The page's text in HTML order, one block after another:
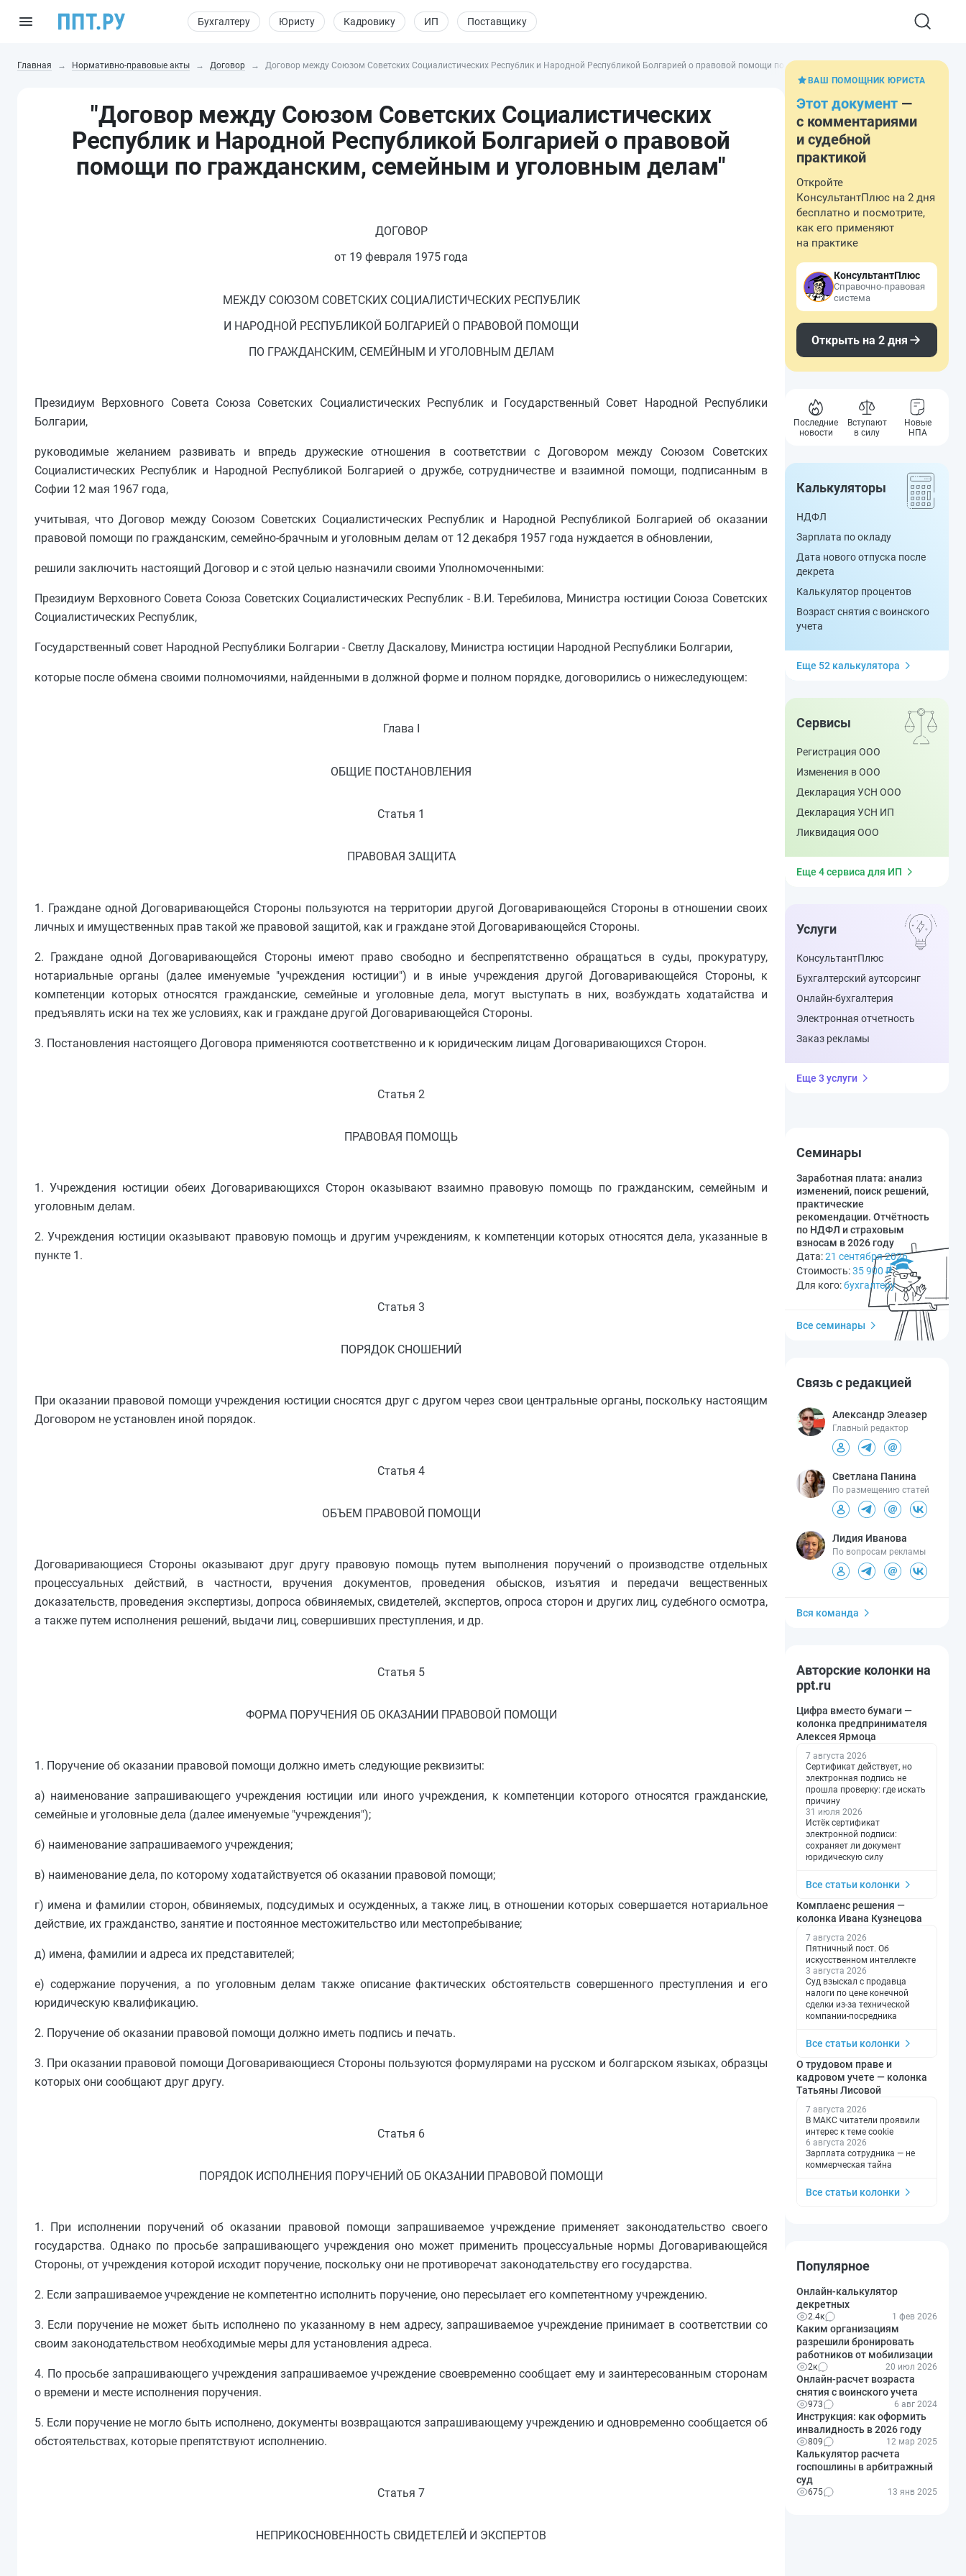
Бухгалтеру Юристу Кадровику ИП Поставщику
Главная Нормативно-правовые акты Договор Договор между Союзом Советских Социалистических Республик и Народной Республикой Болгарией о правовой помощи по гражданским, семейным и уголовным
"Договор между Союзом Советских Социалистических
Республик и Народной Республикой Болгарией о правовой
помощи по гражданским, семейным и уголовным делам"
ДОГОВОР
от 19 февраля 1975 года
МЕЖДУ СОЮЗОМ СОВЕТСКИХ СОЦИАЛИСТИЧЕСКИХ РЕСПУБЛИК
И НАРОДНОЙ РЕСПУБЛИКОЙ БОЛГАРИЕЙ О ПРАВОВОЙ ПОМОЩИ
ПО ГРАЖДАНСКИМ, СЕМЕЙНЫМ И УГОЛОВНЫМ ДЕЛАМ
Президиум Верховного Совета Союза Советских Социалистических Республик и Государственный Совет Народной Республики
Болгарии,
руководимые желанием развивать и впредь дружеские отношения в соответствии с Договором между Союзом Советских
Социалистических Республик и Народной Республикой Болгарией о дружбе, сотрудничестве и взаимной помощи, подписанным в
Софии 12 мая 1967 года,
учитывая, что Договор между Союзом Советских Социалистических Республик и Народной Республикой Болгарией об оказании
правовой помощи по гражданским, семейно-брачным и уголовным делам от 12 декабря 1957 года нуждается в обновлении,
решили заключить настоящий Договор и с этой целью назначили своими Уполномоченными:
Президиум Верховного Совета Союза Советских Социалистических Республик - В.И. Теребилова, Министра юстиции Союза Советских
Социалистических Республик,
Государственный совет Народной Республики Болгарии - Светлу Даскалову, Министра юстиции Народной Республики Болгарии,
которые после обмена своими полномочиями, найденными в должной форме и полном порядке, договорились о нижеследующем:
Глава I
ОБЩИЕ ПОСТАНОВЛЕНИЯ
Статья 1
ПРАВОВАЯ ЗАЩИТА
1. Граждане одной Договаривающейся Стороны пользуются на территории другой Договаривающейся Стороны в отношении своих
личных и имущественных прав такой же правовой защитой, как и граждане этой Договаривающейся Стороны.
2. Граждане одной Договаривающейся Стороны имеют право свободно и беспрепятственно обращаться в суды, прокуратуру,
нотариальные органы (далее именуемые "учреждения юстиции") и в иные учреждения другой Договаривающейся Стороны, к
компетенции которых относятся гражданские, семейные и уголовные дела, могут выступать в них, возбуждать ходатайства и
предъявлять иски на тех же условиях, как и граждане другой Договаривающейся Стороны.
3. Постановления настоящего Договора применяются соответственно и к юридическим лицам Договаривающихся Сторон.
Статья 2
ПРАВОВАЯ ПОМОЩЬ
1. Учреждения юстиции обеих Договаривающихся Сторон оказывают взаимно правовую помощь по гражданским, семейным и
уголовным делам.
2. Учреждения юстиции оказывают правовую помощь и другим учреждениям, к компетенции которых относятся дела, указанные в
пункте 1.
Статья 3
ПОРЯДОК СНОШЕНИЙ
При оказании правовой помощи учреждения юстиции сносятся друг с другом через свои центральные органы, поскольку настоящим
Договором не установлен иной порядок.
Статья 4
ОБЪЕМ ПРАВОВОЙ ПОМОЩИ
Договаривающиеся Стороны оказывают друг другу правовую помощь путем выполнения поручений о производстве отдельных
процессуальных действий, в частности, вручения документов, проведения обысков, изъятия и передачи вещественных
доказательств, проведения экспертизы, допроса обвиняемых, свидетелей, экспертов, опроса сторон и других лиц, судебного осмотра,
а также путем исполнения решений, выдачи лиц, совершивших преступления, и др.
Статья 5
ФОРМА ПОРУЧЕНИЯ ОБ ОКАЗАНИИ ПРАВОВОЙ ПОМОЩИ
1. Поручение об оказании правовой помощи должно иметь следующие реквизиты:
а) наименование запрашивающего учреждения юстиции или иного учреждения, к компетенции которого относятся гражданские,
семейные и уголовные дела (далее именуемые "учреждения");
б) наименование запрашиваемого учреждения;
в) наименование дела, по которому ходатайствуется об оказании правовой помощи;
г) имена и фамилии сторон, обвиняемых, подсудимых и осужденных, а также лиц, в отношении которых совершается нотариальное
действие, их гражданство, занятие и постоянное местожительство или местопребывание;
д) имена, фамилии и адреса их представителей;
е) содержание поручения, а по уголовным делам также описание фактических обстоятельств совершенного преступления и его
юридическую квалификацию.
2. Поручение об оказании правовой помощи должно иметь подпись и печать.
3. При оказании правовой помощи Договаривающиеся Стороны пользуются формулярами на русском и болгарском языках, образцы
которых они сообщают друг другу.
Статья 6
ПОРЯДОК ИСПОЛНЕНИЯ ПОРУЧЕНИЙ ОБ ОКАЗАНИИ ПРАВОВОЙ ПОМОЩИ
1. При исполнении поручений об оказании правовой помощи запрашиваемое учреждение применяет законодательство своего
государства. Однако по просьбе запрашивающего учреждения оно может применить процессуальные нормы Договаривающейся
Стороны, от учреждения которой исходит поручение, поскольку они не противоречат законодательству его государства.
2. Если запрашиваемое учреждение не компетентно исполнить поручение, оно пересылает его компетентному учреждению.
3. Если поручение не может быть исполнено по указанному в нем адресу, запрашиваемое учреждение принимает в соответствии со
своим законодательством необходимые меры для установления адреса.
4. По просьбе запрашивающего учреждения запрашиваемое учреждение своевременно сообщает ему и заинтересованным сторонам
о времени и месте исполнения поручения.
5. Если поручение не могло быть исполнено, документы возвращаются запрашивающему учреждению и одновременно сообщается об
обстоятельствах, которые препятствуют исполнению.
Статья 7
НЕПРИКОСНОВЕННОСТЬ СВИДЕТЕЛЕЙ И ЭКСПЕРТОВ
ВАШ ПОМОЩНИК ЮРИСТА
Этот документ —
с комментариями
и судебной
практикой
Откройте
КонсультантПлюс на 2 дня
бесплатно и посмотрите,
как его применяют
на практике
КонсультантПлюс
Справочно-правовая
система
Открыть на 2 дня
Последние
новости
Вступают
в силу
Новые
НПА
Калькуляторы
НДФЛ
Зарплата по окладу
Дата нового отпуска после
декрета
Калькулятор процентов
Возраст снятия с воинского
учета
Еще 52 калькулятора
Сервисы
Регистрация ООО
Изменения в ООО
Декларация УСН ООО
Декларация УСН ИП
Ликвидация ООО
Еще 4 сервиса для ИП
Услуги
КонсультантПлюс
Бухгалтерский аутсорсинг
Онлайн-бухгалтерия
Электронная отчетность
Заказ рекламы
Еще 3 услуги
Семинары
Заработная плата: анализ
изменений, поиск решений,
практические
рекомендации. Отчётность
по НДФЛ и страховым
взносам в 2026 году
Дата:21 сентября 2026
Стоимость:35 900 ₽
Для кого:бухгалтеру
Все семинары
Связь с редакцией
Александр Элеазер
Главный редактор
Светлана Панина
По размещению статей
Лидия Иванова
По вопросам рекламы
Вся команда
Авторские колонки на
ppt.ru
Цифра вместо бумаги —
колонка предпринимателя
Алексея Ярмоца
7 августа 2026
Сертификат действует, но
электронная подпись не
прошла проверку: где искать
причину
31 июля 2026
Истёк сертификат
электронной подписи:
сохраняет ли документ
юридическую силу
Все статьи колонки
Комплаенс решения —
колонка Ивана Кузнецова
7 августа 2026
Пятничный пост. Об
искусственном интеллекте
3 августа 2026
Суд взыскал с продавца
налоги по цене конечной
сделки из-за технической
компании-посредника
Все статьи колонки
О трудовом праве и
кадровом учете — колонка
Татьяны Лисовой
7 августа 2026
В МАКС читатели проявили
интерес к теме cookie
6 августа 2026
Зарплата сотрудника — не
коммерческая тайна
Все статьи колонки
Популярное
Онлайн-калькулятор
декретных
2.4к 1 фев 2026
Каким организациям
разрешили бронировать
работников от мобилизации
2к 20 июл 2026
Онлайн-расчет возраста
снятия с воинского учета
973 6 авг 2024
Инструкция: как оформить
инвалидность в 2026 году
809 12 мар 2025
Калькулятор расчета
госпошлины в арбитражный
суд
675 13 янв 2025